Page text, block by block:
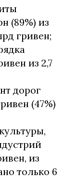
(89%) из
гривен;
из 2,7
дорог
(47%)
из
только 6